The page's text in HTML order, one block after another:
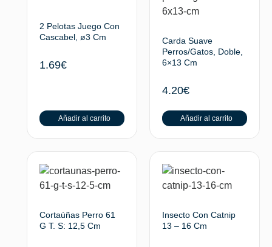
2 Pelotas Juego Con
Cascabel, ø3 Cm
1.69€
Añadir al carrito
Carda Suave
Perros/Gatos, Doble,
6×13 Cm
4.20€
Añadir al carrito
Cortaúñas Perro 61
G T. S: 12,5 Cm
Insecto Con Catnip
13 – 16 Cm